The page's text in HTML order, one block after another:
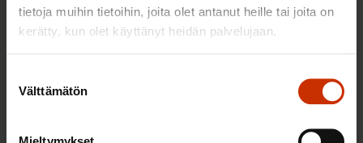
tietoja muihin tietoihin, joita olet antanut heille tai joita on
kerätty, kun olet käyttänyt heidän palvelujaan.
valinta
Välttämätön
TALOUS JA ELINKEINOELÄMÄ